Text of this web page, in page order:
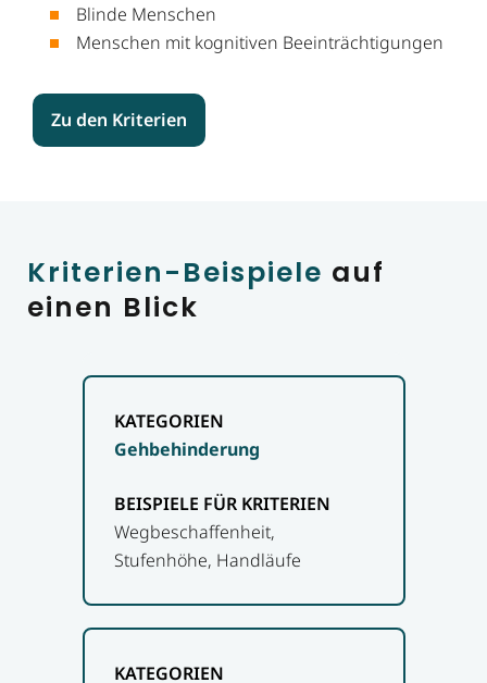
Blinde Menschen
Menschen mit kognitiven Beeinträchtigungen
Zu den Kriterien
Kriterien-Beispiele auf
einen Blick
Gehbehinderung
Wegbeschaffenheit,
Stufenhöhe, Handläufe